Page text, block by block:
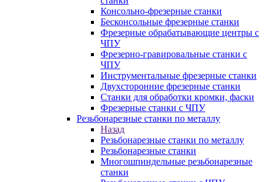
Консольно-фрезерные станки
Бесконсольные фрезерные станки
Фрезерные обрабатывающие центры с
ЧПУ
Фрезерно-гравировальные станки с
ЧПУ
Инструментальные фрезерные станки
Двухсторонние фрезерные станки
Станки для обработки кромки, фаски
Фрезерные станки с ЧПУ
Резьбонарезные станки по металлу
Назад
Резьбонарезные станки по металлу
Резьбонарезные станки
Многошпиндельные резьбонарезные
станки